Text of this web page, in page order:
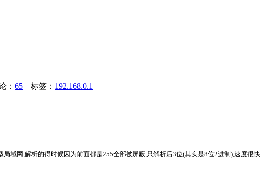
： 65 标签： 192.168.0.1
域网,解析的得时候因为前面都是255全部被屏蔽,只解析后3位(其实是8位2进制),速度很快.